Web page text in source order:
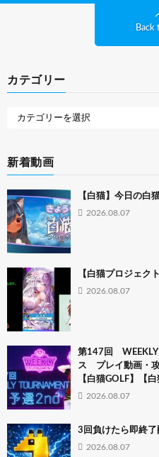
Back
カテゴリー
新着動画
【白猫】今日の白
2026.08.07
【白猫プロジェク
2026.08.07
第147回
ス プレイ動画・攻
【白猫GOLF】【白
2026.08.07
3回負けたら即終了
2026.08.07